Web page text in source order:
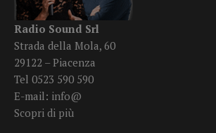
Radio Sound Srl
Strada della Mola, 60
29122 – Piacenza
Tel 0523 590 590
E-mail: info@
Scopri di più